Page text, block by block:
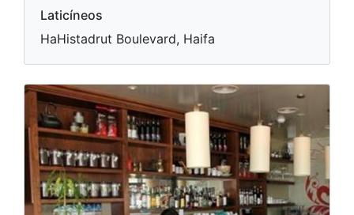
Laticíneos
HaHistadrut Boulevard, Haifa